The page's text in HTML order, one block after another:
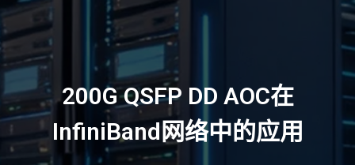
200G QSFP DD AOC在
InfiniBand网络中的应用